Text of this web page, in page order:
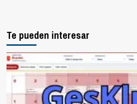
Te pueden interesar